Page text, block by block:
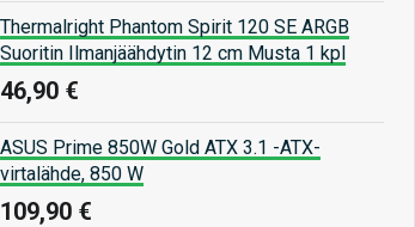
Thermalright Phantom Spirit 120 SE ARGB
Suoritin Ilmanjäähdytin 12 cm Musta 1 kpl
46,90 €
ASUS Prime 850W Gold ATX 3.1 -ATX-
virtalähde, 850 W
109,90 €